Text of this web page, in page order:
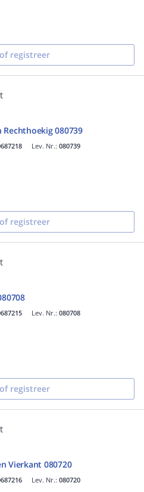
registreer
080739
Lev. Nr.: 080739
registreer
Lev. Nr.: 080708
registreer
Vierkant 080720
Lev. Nr.: 080720